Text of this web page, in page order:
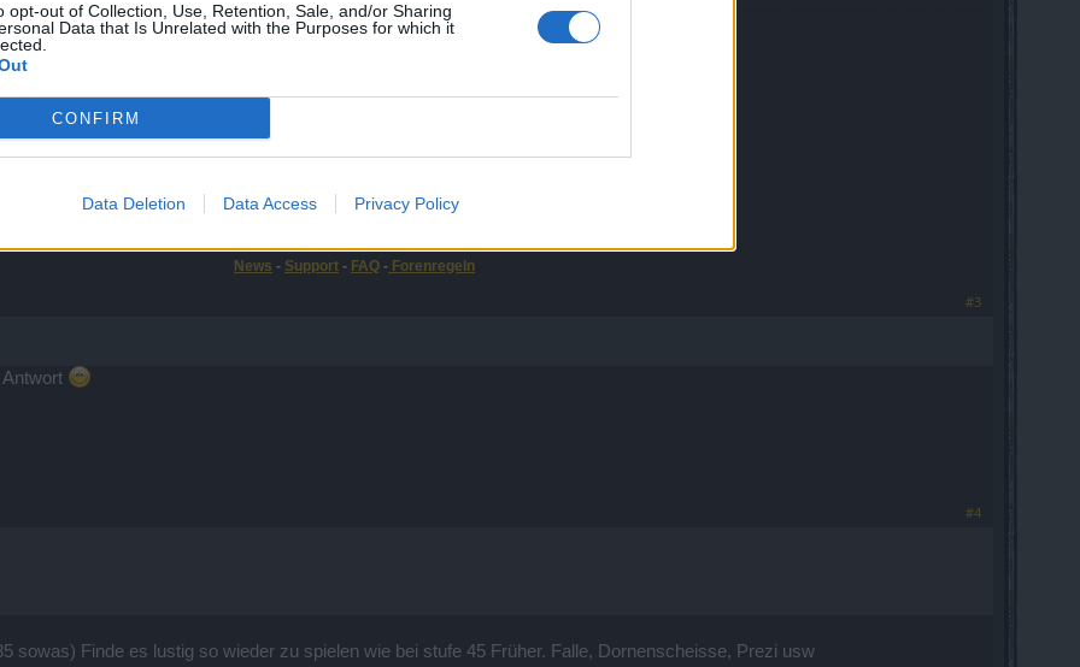
opt-out of Collection, Use, Retention, Sale, and/or Sharing
Data that Is Unrelated with the Purposes for which it
CONFIRM
Data Deletion Data Access Privacy Policy
News - Support - FAQ - Forenregeln
#3
#4
sowas) Finde es lustig so wieder zu spielen wie bei stufe 45 Früher. Falle, Dornenscheisse, Prezi usw